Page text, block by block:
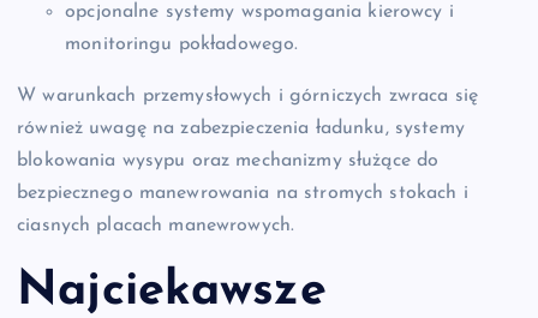
opcjonalne systemy wspomagania kierowcy i
monitoringu pokładowego.
W warunkach przemysłowych i górniczych zwraca się
również uwagę na zabezpieczenia ładunku, systemy
blokowania wysypu oraz mechanizmy służące do
bezpiecznego manewrowania na stromych stokach i
ciasnych placach manewrowych.
Najciekawsze